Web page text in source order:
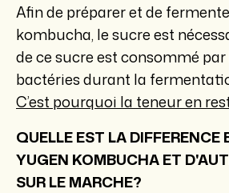
Afin de préparer et de
kombucha, le sucre est
de ce sucre est consommé
bactéries durant la
C’est pourquoi la teneur en
QUELLE EST LA DIFFERENCE
YUGEN KOMBUCHA ET
SUR LE MARCHE?